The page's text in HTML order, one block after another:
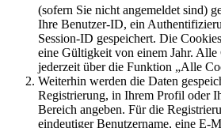
(sofern Sie nicht angemeldet sind)
Ihre Benutzer-ID, ein
Session-ID gespeichert. Die
eine Gültigkeit von einem Jahr. Alle
jederzeit über die Funktion „Alle
Weiterhin werden die Daten
Registrierung, in Ihrem Profil oder
Bereich angeben. Für die
eindeutiger Benutzername, eine E-